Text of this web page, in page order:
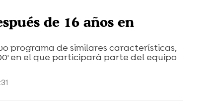
de 16 años en
programa de similares características,
en el que participará parte del equipo